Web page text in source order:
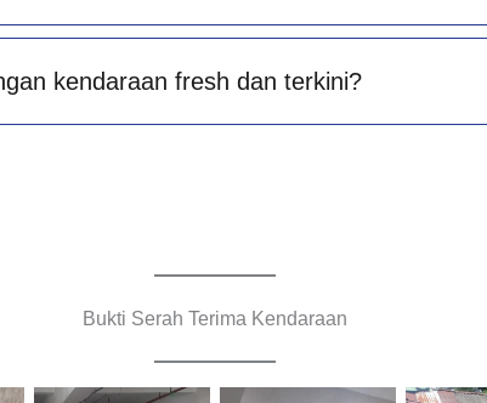
kendaraan fresh dan terkini?
Bukti Serah Terima Kendaraan